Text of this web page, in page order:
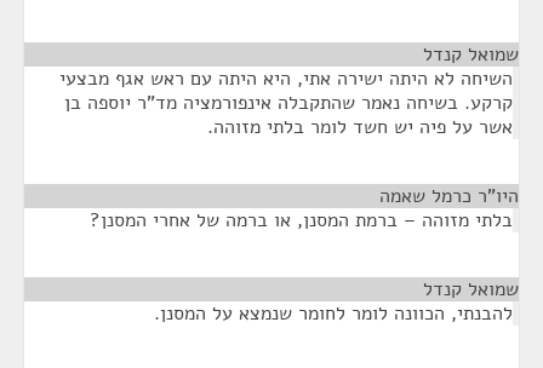
שמואל קנדל
השיחה לא היתה ישירה אתי, היא היתה עם ראש אגף מבצעי
קרקע. בשיחה נאמר שהתקבלה אינפורמציה מד"ר יוספה בן
אשר על פיה יש חשד לומר בלתי מזוהה.
היו"ר כרמל שאמה
בלתי מזוהה – ברמת המסנן, או ברמה של אחרי המסנן?
שמואל קנדל
להבנתי, הכוונה לומר לחומר שנמצא על המסנן.